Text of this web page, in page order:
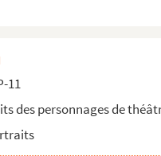
11
des personnages de